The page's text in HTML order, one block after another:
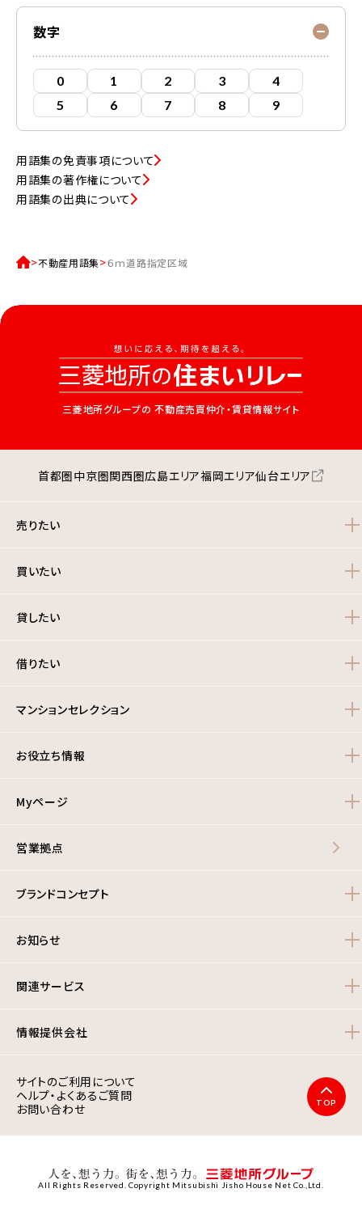
数字
0 1 2 3
4
5
6 7 8 9
用語集の免責事項について
用語集の著作権について
用語集の出典について
不動産用語集 ６ｍ道路指定区域
三菱地所グループの 不動産売買仲介・賃貸情報サイト
首都圏中京圏関西圏広島エリア福岡エリア仙台エリア
売りたい
買いたい
貸したい
借りたい
マンションセレクション
お役立ち情報
Myページ
営業拠点
ブランドコンセプト
お知らせ
関連サービス
情報提供会社
サイトのご利用について
ヘルプ・よくあるご質問
お問い合わせ
TOP
All Rights Reserved. Copyright Mitsubishi Jisho House Net Co.,Ltd.